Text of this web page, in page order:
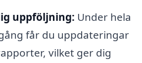
uppföljning: Under hela
får du uppdateringar
vilket ger dig